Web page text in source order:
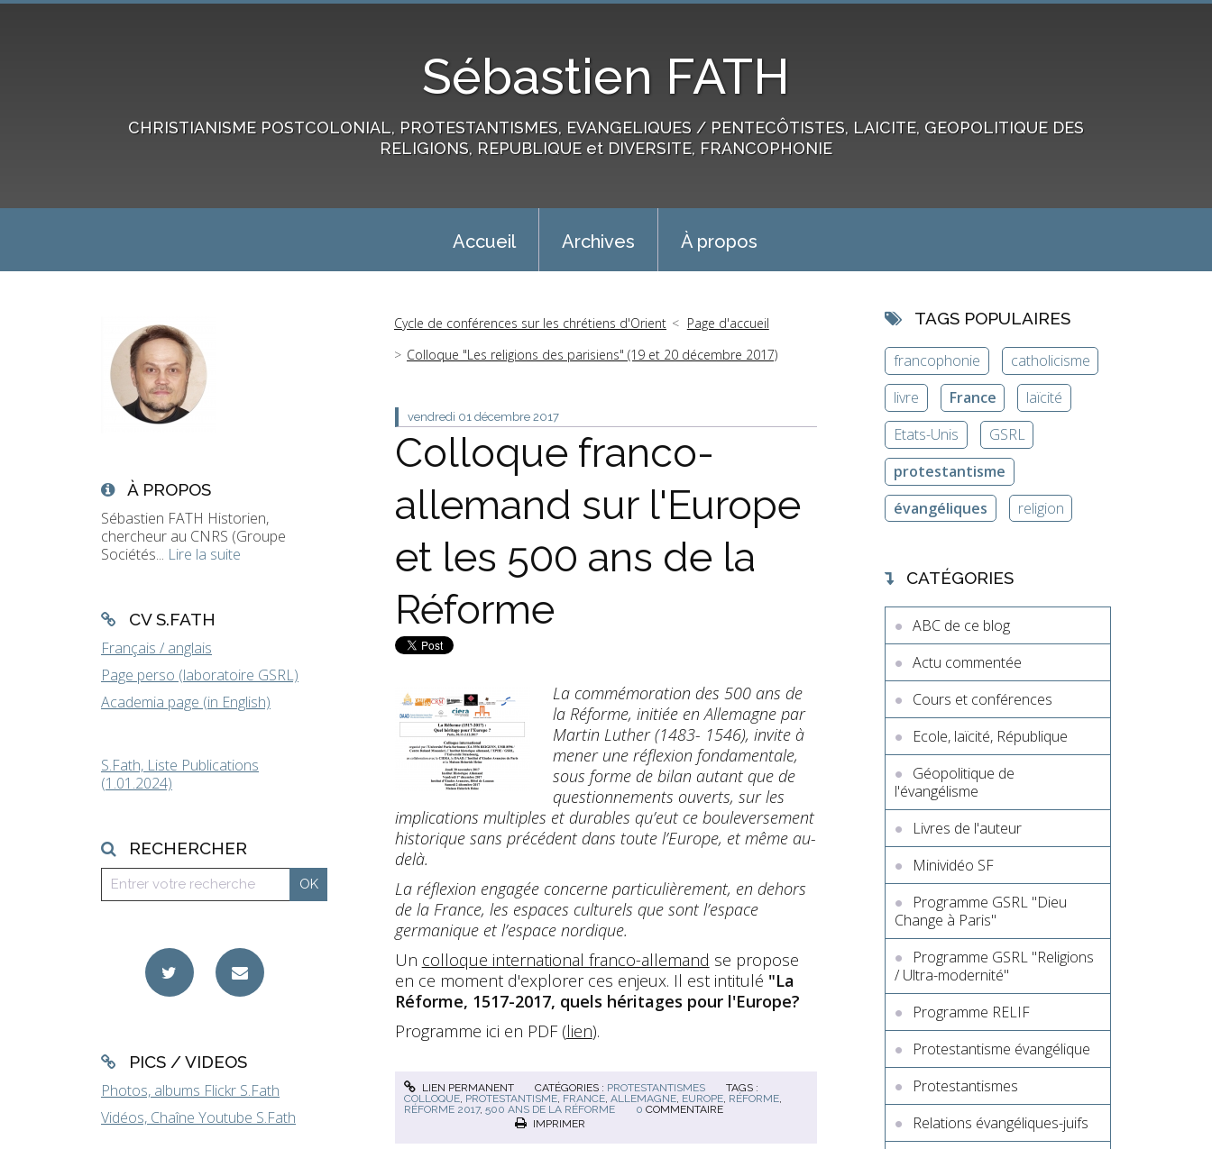
Sébastien FATH
CHRISTIANISME POSTCOLONIAL, PROTESTANTISMES, EVANGELIQUES / PENTECÔTISTES, LAICITE, GEOPOLITIQUE DES
RELIGIONS, REPUBLIQUE et DIVERSITE, FRANCOPHONIE
Accueil Archives À propos
À PROPOS
Sébastien FATH Historien,
chercheur au CNRS (Groupe
Sociétés... Lire la suite
CV S.FATH
Français / anglais
Page perso (laboratoire GSRL)
Academia page (in English)
S.Fath, Liste Publications
(1.01.2024)
RECHERCHER
PICS / VIDEOS
Photos, albums Flickr S.Fath
Vidéos, Chaîne Youtube S.Fath
Cycle de conférences sur les chrétiens d'Orient
Page d'accueil
Colloque "Les religions des parisiens" (19 et 20 décembre 2017)
vendredi 01 décembre 2017
Colloque franco-
allemand sur l'Europe
et les 500 ans de la
Réforme
La commémoration des 500 ans de
la Réforme, initiée en Allemagne par
Martin Luther (1483- 1546), invite à
mener une réflexion fondamentale,
sous forme de bilan autant que de
questionnements ouverts, sur les
implications multiples et durables qu’eut ce bouleversement
historique sans précédent dans toute l’Europe, et même au-
delà.
La réflexion engagée concerne particulièrement, en dehors
de la France, les espaces culturels que sont l’espace
germanique et l’espace nordique.
Un colloque international franco-allemand se propose
en ce moment d'explorer ces enjeux. Il est intitulé "La
Réforme, 1517-2017, quels héritages pour l'Europe?
Programme ici en PDF (lien).
LIEN PERMANENT CATÉGORIES : PROTESTANTISMES
TAGS :
COLLOQUE, PROTESTANTISME, FRANCE, ALLEMAGNE, EUROPE, RÉFORME,
RÉFORME 2017, 500 ANS DE LA RÉFORME 0 COMMENTAIRE
IMPRIMER
TAGS POPULAIRES
francophonie
catholicisme
livre
France
laïcité
Etats-Unis
GSRL
protestantisme
évangéliques
religion
CATÉGORIES
ABC de ce blog
Actu commentée
Cours et conférences
Ecole, laïcité, République
Géopolitique de
l'évangélisme
Livres de l'auteur
Minividéo SF
Programme GSRL "Dieu
Change à Paris"
Programme GSRL "Religions
/ Ultra-modernité"
Programme RELIF
Protestantisme évangélique
Protestantismes
Relations évangéliques-juifs